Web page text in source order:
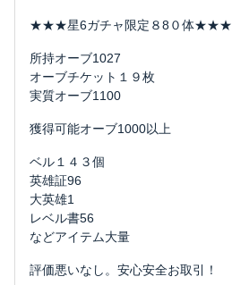
★★★星6ガチャ限定８8０体★★★
所持オーブ1027
オーブチケット１９枚
実質オーブ1100
獲得可能オーブ1000以上
ベル１４３個
英雄証96
大英雄1
レベル書56
などアイテム大量
評価悪いなし。安心安全お取引！